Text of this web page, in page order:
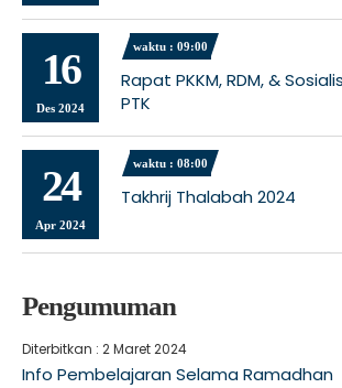
16
Des 2024
waktu : 09:00
Rapat PKKM, RDM, &
PTK
24
Apr 2024
waktu : 08:00
Takhrij Thalabah 2024
Pengumuman
Diterbitkan : 2 Maret 2024
Info Pembelajaran Selama Ramadhan